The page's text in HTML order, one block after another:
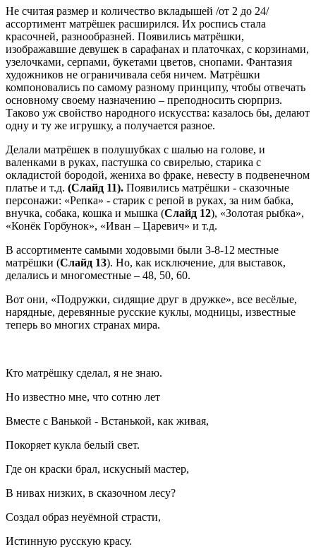
Не считая размер и количество вкладышей /от 2 до 24/
ассортимент матрёшек расширился. Их роспись стала
красочней, разнообразней. Появились матрёшки,
изображавшие девушек в сарафанах и платочках, с корзинами,
узелочками, серпами, букетами цветов, снопами. Фантазия
художников не ограничивала себя ничем. Матрёшки
компоновались по самому разному принципу, чтобы отвечать
основному своему назначению – преподносить сюрприз.
Таково уж свойство народного искусства: казалось бы, делают
одну и ту же игрушку, а получается разное.
Делали матрёшек в полушубках с шалью на голове, и
валенками в руках, пастушка со свирелью, старика с
окладистой бородой, жениха во фраке, невесту в подвенечном
платье и т.д. (Слайд 11). Появились матрёшки - сказочные
персонажи: «Репка» - старик с репой в руках, за ним бабка,
внучка, собака, кошка и мышка (Слайд 12), «Золотая рыбка»,
«Конёк Горбунок», «Иван – Царевич» и т.д.
В ассортименте самыми ходовыми были 3-8-12 местные
матрёшки (Слайд 13). Но, как исключение, для выставок,
делались и многоместные – 48, 50, 60.
Вот они, «Подружки, сидящие друг в дружке», все весёлые,
нарядные, деревянные русские куклы, модницы, известные
теперь во многих странах мира.
Кто матрёшку сделал, я не знаю.
Но известно мне, что сотню лет
Вместе с Ванькой - Встанькой, как живая,
Покоряет кукла белый свет.
Где он краски брал, искусный мастер,
В нивах низких, в сказочном лесу?
Создал образ неуёмной страсти,
Истинную русскую красу.